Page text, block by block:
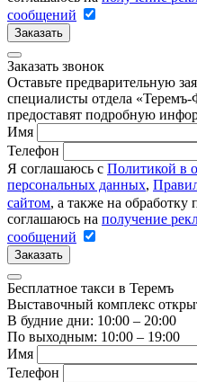
сообщений
Заказать
Заказать звонок
Оставьте предварительную
специалисты отдела
предоставят подробную
Имя
Телефон
Я соглашаюсь с Политикой в
персональных данных,
сайтом, а также на
соглашаюсь на получение
сообщений
Заказать
Бесплатное такси в Теремъ
Выставочный комплекс
В будние дни: 10:00 – 20:00
По выходным: 10:00 – 19:00
Имя
Телефон